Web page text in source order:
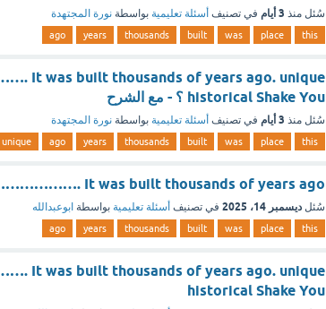
سُئل منذ 3 أيام في تصنيف أسئلة تعليمية بواسطة نورة المجتهدة
this
place
was
built
thousands
years
ago
It was built thousands of years ago. unique
historical Shake You ؟ - مع الشرح
سُئل منذ 3 أيام في تصنيف أسئلة تعليمية بواسطة نورة المجتهدة
this
place
was
built
thousands
years
ago
unique
It was built thousands of years ago
سُئل ديسمبر 14، 2025 في تصنيف أسئلة تعليمية بواسطة ابوعبدالله
this
place
was
built
thousands
years
ago
It was built thousands of years ago. unique
historical Shake You